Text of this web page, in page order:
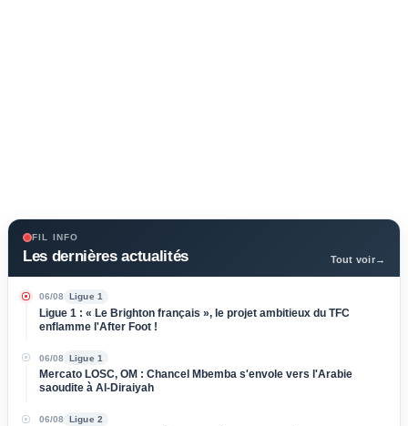
FIL INFO
Les dernières actualités Tout voir→
06/08 Ligue 1
Ligue 1 : « Le Brighton français », le projet ambitieux du TFC
enflamme l'After Foot !
06/08 Ligue 1
Mercato LOSC, OM : Chancel Mbemba s'envole vers l'Arabie
saoudite à Al-Diraiyah
06/08 Ligue 2